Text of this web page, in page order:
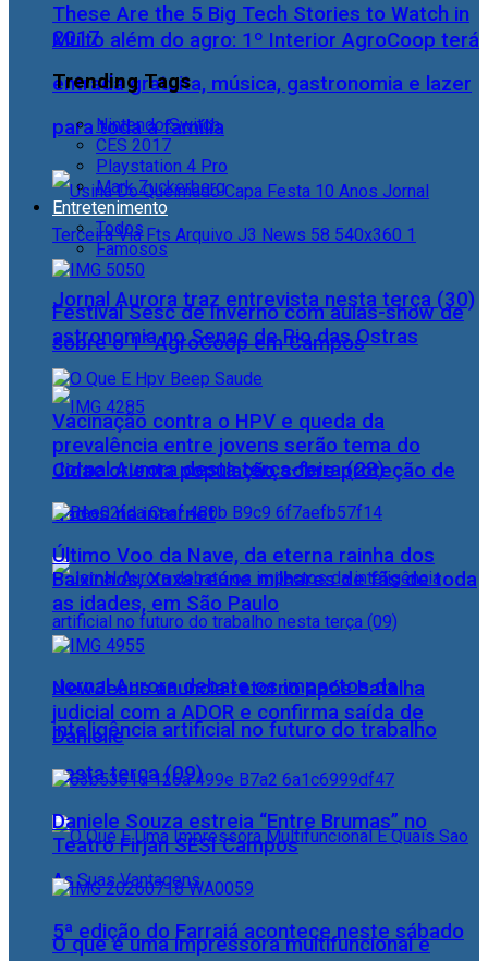
Muito além do agro: 1º Interior AgroCoop terá
entrada gratuita, música, gastronomia e lazer
para toda a família
Jornal Aurora traz entrevista nesta terça (30)
sobre o 1° AgroCoop em Campos
Cidac orienta população sobre proteção de
dados na internet
Jornal Aurora debate os impactos da
inteligência artificial no futuro do trabalho
nesta terça (09)
O que é uma impressora multifuncional e
These Are the 5 Big Tech Stories to Watch in
2017
Trending Tags
Nintendo Switch
CES 2017
Playstation 4 Pro
Mark Zuckerberg
Entretenimento
Todos
Famosos
Festival Sesc de Inverno com aulas-show de
astronomia no Senac de Rio das Ostras
Vacinação contra o HPV e queda da
prevalência entre jovens serão tema do
Jornal Aurora desta terça-feira (28)
Último Voo da Nave, da eterna rainha dos
Baixinhos, Xuxa reúne milhares de fãs de toda
as idades, em São Paulo
NewJeans anuncia retorno após batalha
judicial com a ADOR e confirma saída de
Danielle
Daniele Souza estreia “Entre Brumas” no
Teatro Firjan SESI Campos
5ª edição do Farraiá acontece neste sábado